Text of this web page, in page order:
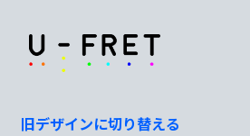
旧デザインに切り替える